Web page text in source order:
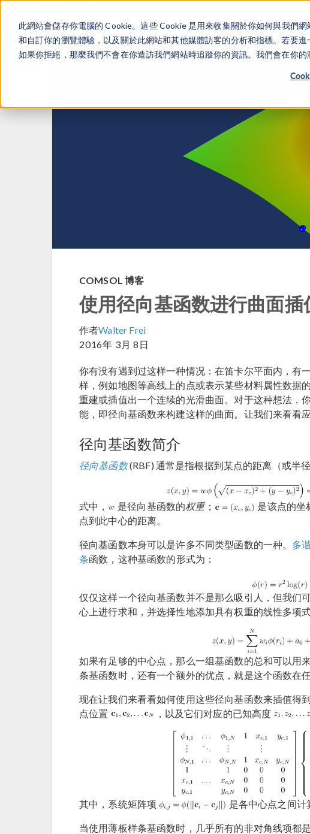
此網站會儲存你電腦的 Cookie。這些 Cookie 是用來收集關於你如何與我們
和自訂你的瀏覽體驗，以及關於此網站和其他媒體訪客的分析和指標。若要
如果你拒絕，那麼我們不會在你造訪我們網站時追蹤你的資訊。我們會在你
COMSOL 博客
使用径向基函数进行曲面插
作者Walter Frei
2016年 3月 8日
你有没有遇到过这样一种情况：在笛卡尔平面内，有
样，例如地图等高线上的点或表示某些材料属性数据
重建或插值出一个连续的光滑曲面。对于这种想法，
能，即径向基函数来构建这样的曲面。让我们来看看
径向基函数简介
径向基函数(RBF) 通常是指根据到某点的距离（或半
式中，
是径向基函数的权重； 是该点的坐
点到此中心的距离。
径向基函数本身可以是许多不同类型函数的一种。 多
条函数，这种基函数的形式为：
仅仅这样一个径向基函数并不是那么吸引人，但我们
心上进行求和，并选择性地添加具有权重的线性多项
如果有足够的中心点，那么一组基函数的总和可以用
条基函数时，还有一个额外的优点，就是这个函数在
现在让我们来看看如何使用这些径向基函数来插值得
点位置
，以及它们对应的已知高度
其中，系统矩阵项 是各中心点之间计
当使用薄板样条基函数时，几乎所有的非对角线项都